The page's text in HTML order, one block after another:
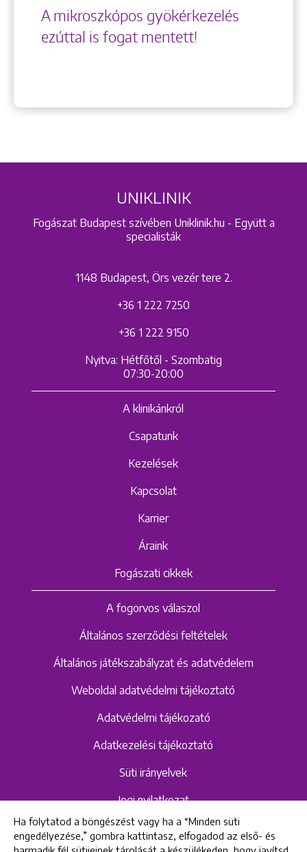
A mikroszkópos gyökérkezelés
ezúttal is fogat mentett!
UNIKLINIK
Fogászat Budapest szívében Uniklinik.hu - Együtt a
specialisták
1148 Budapest, Örs vezér tere 2.
+36 1 222 7250
+36 1 222 9150
Nyitva: Hétfőtől - Szombatig
07:30-20:00
A klinikánkról
Csapatunk
Kezelések
Kapcsolat
Karrier
Áraink
Fogászati cikkek
A fogorvos válaszol
Általános szerződési feltételek
Általános játékszabályzat és adatvédelem
Weboldal adatvédelmi tájékoztató
Adatvédelmi tájékozató
Adatkezelési tájékoztató
Süti irányelvek
Jogi nyilatkozat
Hangrögzítéshez kapcsolódó adatvédelmi
szabályzat és tájékoztató
Ha folytatod a böngészést vagy ha a “Minden süti
engedélyezése,” gombra kattintasz, elfogadod az első- és